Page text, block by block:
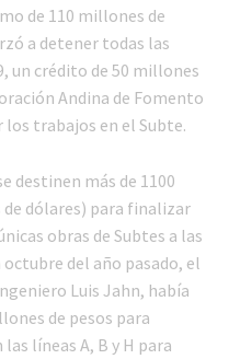
de 110 millones de
a detener todas las
un crédito de 50 millones
Andina de Fomento
los trabajos en el Subte.
destinen más de 1100
dólares) para finalizar
obras de Subtes a las
del año pasado, el
Luis Jahn, había
de pesos para
líneas A, B y H para